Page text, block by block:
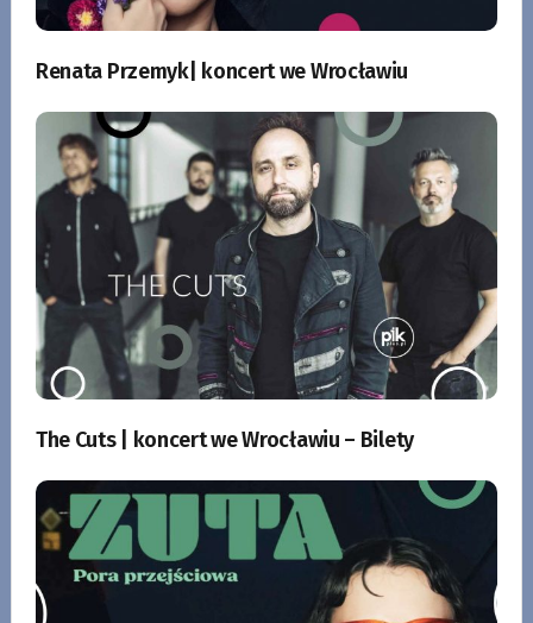
Renata Przemyk| koncert we Wrocławiu
The Cuts | koncert we Wrocławiu – Bilety